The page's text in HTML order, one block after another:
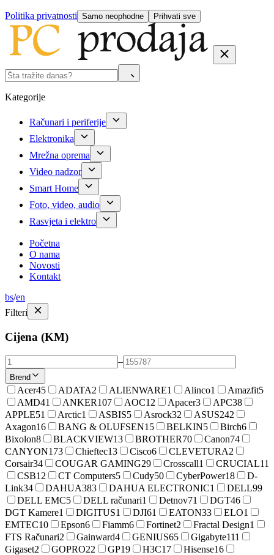
Politika privatnosti Samo neophodne Prihvati sve
Kategorije
Računari i periferije
Elektronika
Mrežna oprema
Video nadzor
Smart Home
Foto, video, audio
Rasvjeta i elektro
Početna
O nama
Novosti
Kontakt
bs/en
Filteri
Cijena (KM)
–
Brend
Acer45 ADATA2 ALIENWARE1 Alinco1 Amazfit5
AMD41 ANKER107 AOC12 Apacer3 APC38
APPLE51 Arctic1 ASBIS5 Asrock32 ASUS242
Axagon16 BANG & OLUFSEN15 BELKIN5 Birch6
Bixolon8 BLACKVIEW13 BROTHER70 Canon74
CANYON173 Chieftec13 Cisco6 CLEVETURA2
Corsair34 COUGAR GAMING29 Crosscall1 CRUCIAL11
CSB12 CT Computers5 Cudy50 CyberPower18
D-
Link34 DAHUA383 DAHUA ELECTRONIC1 DELL99
DELL EMC5 DELL računari1 Detnov71 DGT46
DGT Kamere1 DIGITUS1 DJI61 EATON33 ELO1
EMTEC10 Epson6 Fiamm6 Fortinet2 Fractal Design1
FTS Računari2 Gainward4 GENIUS65 Gigabyte111
Gigaset2 GOPRO22 GP19 H3C17 Hisense16